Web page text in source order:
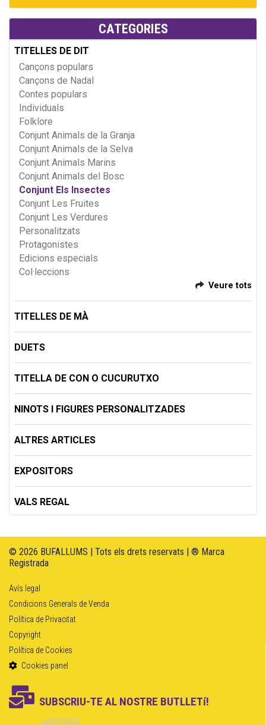
CATEGORIES
TITELLES DE DIT
Cançons populars
Cançons de Nadal
Contes populars
Individuals
Folklore
Conjunt Animals de la Granja
Conjunt Animals de la Selva
Conjunt Animals Marins
Conjunt Animals del Bosc
Conjunt Els Insectes
Conjunt Les Fruites
Conjunt Les Verdures
Personalitzats
Protagonistes
Edicions especials
Col·leccions
Veure tots
TITELLES DE MÀ
DUETS
TITELLA DE CON O CUCURUTXO
NINOTS I FIGURES PERSONALITZADES
ALTRES ARTICLES
EXPOSITORS
VALS REGAL
© 2026 BUFALLUMS | Tots els drets reservats | ® Marca
Registrada
Avís legal
Condicions Generals de Venda
Política de Privacitat
Copyright
Política de Cookies
Cookies panel
SUBSCRIU-TE AL NOSTRE BUTLLETí!